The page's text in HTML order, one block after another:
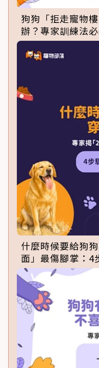
狗狗「拒走寵物
辦？專家訓練法
什麼時候要給狗
面」最傷腳掌：4